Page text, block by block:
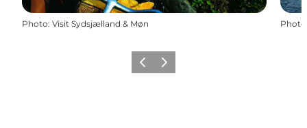
Photo: Visit Sydsjælland & Møn Photo
PrécédentSuivant